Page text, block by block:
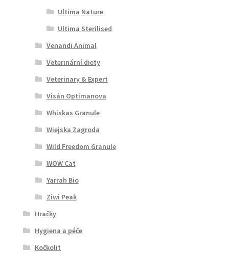
Ultima Nature
Ultima Sterilised
Venandi Animal
Veterinární diety
Veterinary & Expert
Visán Optimanova
Whiskas Granule
Wiejska Zagroda
Wild Freedom Granule
WOW Cat
Yarrah Bio
Ziwi Peak
Hračky
Hygiena a péče
Kočkolit